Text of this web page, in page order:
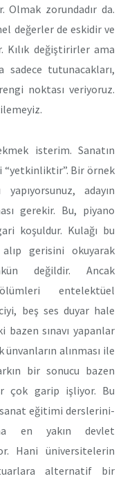
Olmak zorundadır da.
değerler de eskidir ve
Kılık değiştirirler ama
tutunacakları,
noktası veriyoruz.
isterim. Sanatın
Bir örnek
adayın
gerekir. Bu, piyano
koşuldur. Kulağı bu
gerisini okuyarak
değildir. Ancak
entelektüel
beş ses duyar hale
bazen sınavı yapanlar
alınması ile
bir sonucu bazen
çok garip işliyor. Bu
eğitimi derslerini-
en yakın devlet
Hani üniversitelerin
alternatif bir